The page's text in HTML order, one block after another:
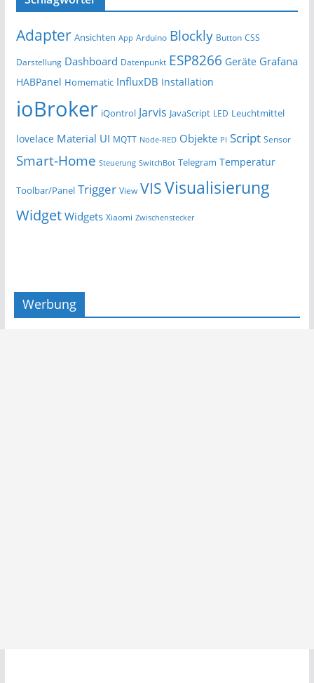
Adapter Ansichten App Arduino Blockly Button CSS
Darstellung Dashboard Datenpunkt ESP8266 Geräte Grafana
HABPanel Homematic InfluxDB Installation
ioBroker iQontrol Jarvis JavaScript LED Leuchtmittel
lovelace Material UI MQTT Node-RED Objekte PI Script Sensor
Smart-Home Steuerung SwitchBot Telegram Temperatur
Toolbar/Panel Trigger View VISVisualisierung
Widget Widgets Xiaomi Zwischenstecker
Werbung